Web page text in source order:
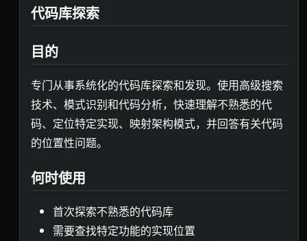
代码库探索
目的
专门从事系统化的代码库探索和发现。使用高级搜索
技术、模式识别和代码分析，快速理解不熟悉的代
码、定位特定实现、映射架构模式，并回答有关代码
的位置性问题。
何时使用
首次探索不熟悉的代码库
需要查找特定功能的实现位置